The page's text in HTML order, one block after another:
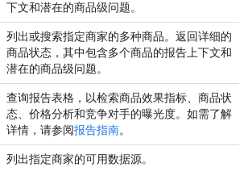
下文和潜在的商品级问题。
列出或搜索指定商家的多种商品。返回详细的
商品状态，其中包含多个商品的报告上下文和
潜在的商品级问题。
查询报告表格，以检索商品效果指标、商品状
态、价格分析和竞争对手的曝光度。如需了解
详情，请参阅报告指南。
列出指定商家的可用数据源。